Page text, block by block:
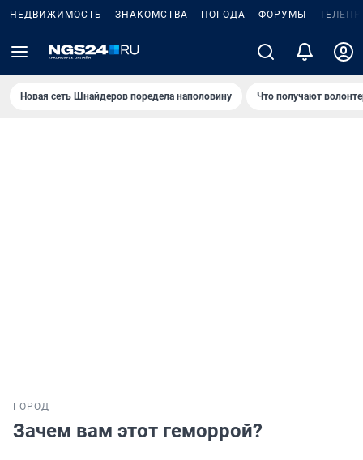
НЕДВИЖИМОСТЬ ЗНАКОМСТВА ПОГОДА ФОРУМЫ
Новая сеть Шнайдеров поредела наполовину Что получают
ГОРОД
Зачем вам этот геморрой?